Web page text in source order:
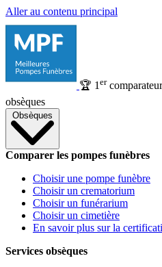
Aller au contenu principal
🏆 1 ercomparateur
obsèques
Obsèques
Comparer les pompes funèbres
Choisir une pompe funèbre
Choisir un crematorium
Choisir un funérarium
Choisir un cimetière
En savoir plus sur la
Services obsèques